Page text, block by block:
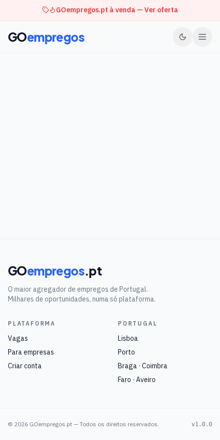
GOempregos.pt à venda — Ver oferta
GOempregos
GOempregos.pt
O maior agregador de empregos de Portugal.
Milhares de oportunidades, numa só plataforma.
PLATAFORMA
Vagas
Para empresas
Criar conta
PORTUGAL
Lisboa
Porto
Braga · Coimbra
Faro · Aveiro
© 2026 GOempregos.pt — Todos os direitos reservados. v1.0.0